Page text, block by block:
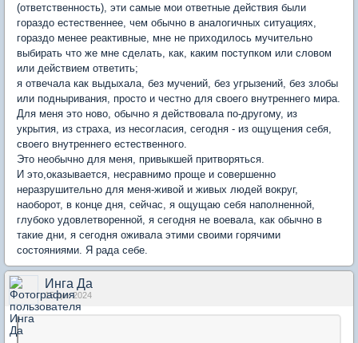
(ответственность), эти cамые мои ответные действия были
гораздо естественнее, чем обычно в аналогичных ситуациях,
гораздо менее реактивные, мне не приходилось мучительно
выбирать что же мне сделать, как, каким поступком или словом
или действием ответить;
я отвечала как выдыхала, без мучений, без угрызений, без злобы
или подныривания, просто и честно для своего внутреннего мира.
Для меня это ново, обычно я действовала по-другому, из
укрытия, из страха, из несогласия, сегодня - из ощущения себя,
своего внутреннего естественного.
Это необычно для меня, привыкшей притворяться.
И это,оказывается, несравнимо проще и совершенно
неразрушительно для меня-живой и живых людей вокруг,
наоборот, в конце дня, сейчас, я ощущаю себя наполненной,
глубоко удовлетворенной, я сегодня не воевала, как обычно в
такие дни, я сегодня оживала этими своими горячими
состояниями. Я рада себе.
Инга Да
15 дек 2024